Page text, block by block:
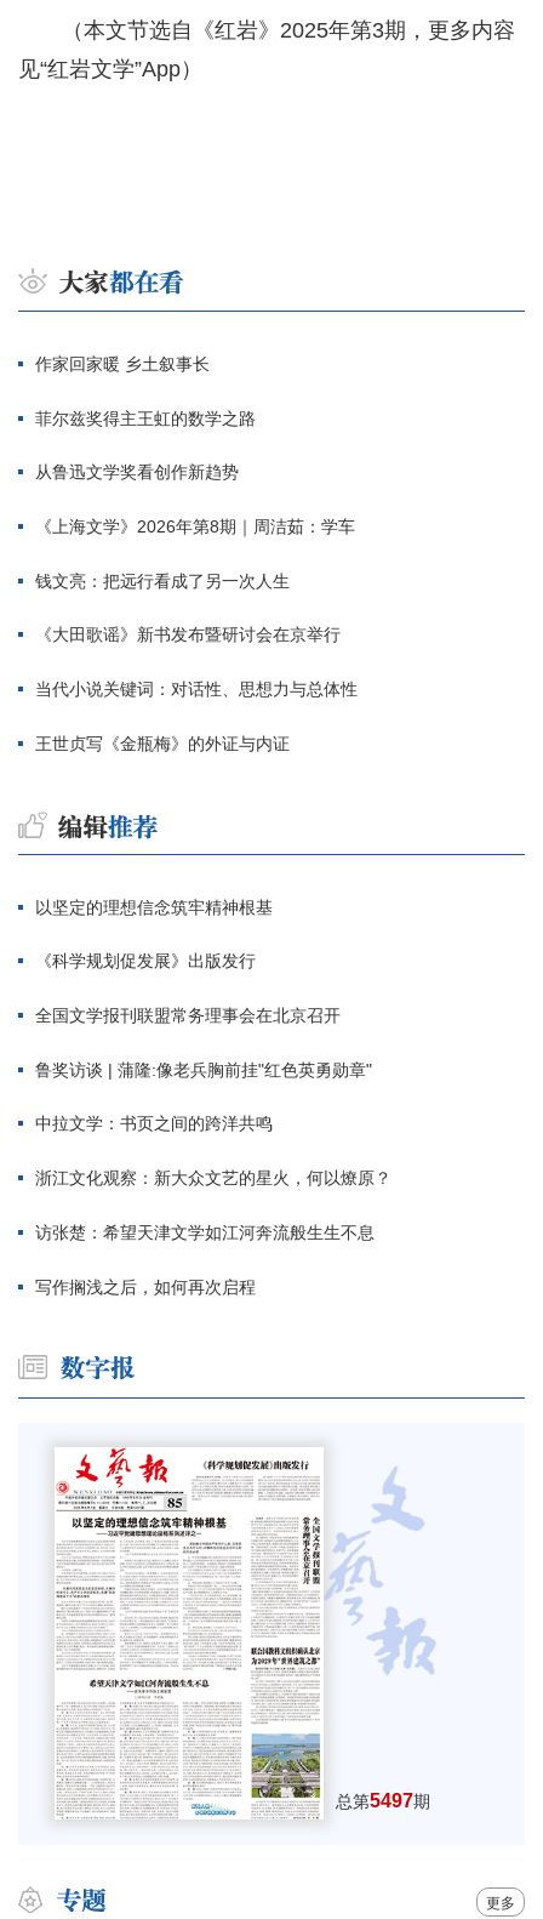
（本文节选自《红岩》2025年第3期，更多内容
见“红岩文学”App）
作家回家暖 乡土叙事长
菲尔兹奖得主王虹的数学之路
从鲁迅文学奖看创作新趋势
《上海文学》2026年第8期｜周洁茹：学车
钱文亮：把远行看成了另一次人生
《大田歌谣》新书发布暨研讨会在京举行
当代小说关键词：对话性、思想力与总体性
王世贞写《金瓶梅》的外证与内证
以坚定的理想信念筑牢精神根基
《科学规划促发展》出版发行
全国文学报刊联盟常务理事会在北京召开
鲁奖访谈 | 蒲隆:像老兵胸前挂"红色英勇勋章"
中拉文学：书页之间的跨洋共鸣
浙江文化观察：新大众文艺的星火，何以燎原？
访张楚：希望天津文学如江河奔流般生生不息
写作搁浅之后，如何再次启程
总第5497期
更多